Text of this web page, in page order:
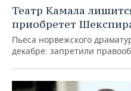
Театр Камала
приобретет
Пьеса норвежского
декабре: запретили